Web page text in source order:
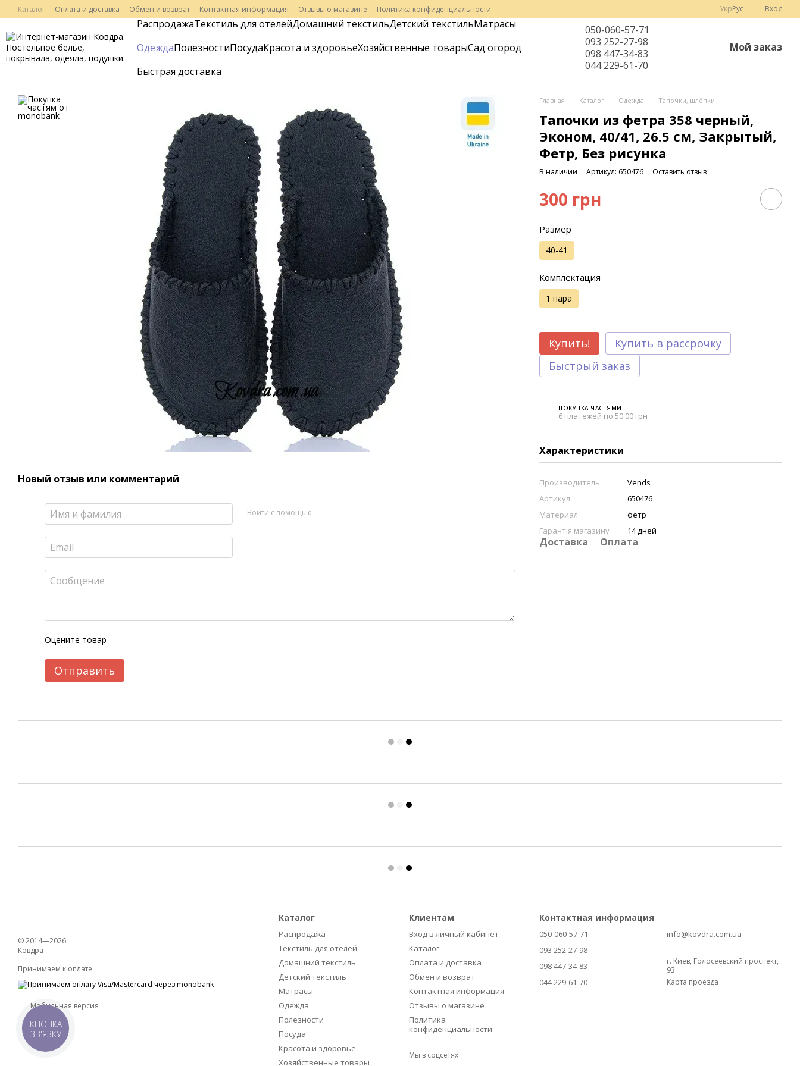
Перейти к основному контенту
Каталог Оплата и доставка Обмен и возврат Контактная информация Отзывы о магазине Политика конфиденциальности УкрРус Вход
РаспродажаТекстиль для отелейДомашний текстильДетский текстильМатрасы
ОдеждаПолезностиПосудаКрасота и здоровьеХозяйственные товарыСад огород
Быстрая доставка
050-060-57-71
093 252-27-98
098 447-34-83
044 229-61-70
Мой заказ
Новый отзыв или комментарий
Войти с помощью
Оцените товар
Отправить
Главная Каталог Одежда Тапочки, шлёпки
Тапочки из фетра 358 черный,
Эконом, 40/41, 26.5 см, Закрытый,
Фетр, Без рисунка
В наличии Артикул: 650476 Оставить отзыв
300 грн
Размер
40-41
Комплектация
1 пара
Купить!
Купить в рассрочку
Быстрый заказ
ПОКУПКА ЧАСТЯМИ
6 платежей по 50.00 грн
Характеристики
Производитель
Vends
Артикул
650476
Материал
фетр
Гарантія магазину
14 дней
Доставка Оплата
© 2014—2026
Ковдра
Принимаем к оплате
Мобильная версия
Каталог
Распродажа
Текстиль для отелей
Домашний текстиль
Детский текстиль
Матрасы
Одежда
Полезности
Посуда
Красота и здоровье
Хозяйственные товары
Клиентам
Вход в личный кабинет
Каталог
Оплата и доставка
Обмен и возврат
Контактная информация
Отзывы о магазине
Политика
конфиденциальности
Мы в соцсетях
Контактная информация
050-060-57-71
093 252-27-98
098 447-34-83
044 229-61-70
info@kovdra.com.ua
г. Киев, Голосеевский проспект,
93
Карта проезда
КНОПКА
ЗВ'ЯЗКУ